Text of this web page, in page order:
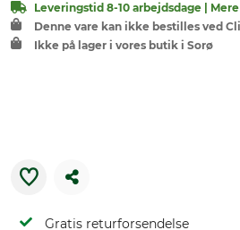
Leveringstid 8-10 arbejdsdage |
Denne vare kan ikke bestilles ved
Ikke på lager i vores butik i Sorø
Gratis returforsendelse